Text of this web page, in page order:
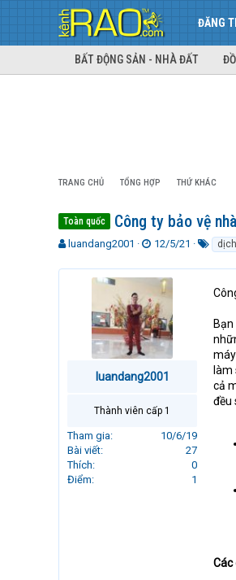
ĐĂNG
BẤT ĐỘNG SẢN - NHÀ ĐẤT
TRANG CHỦ TỔNG HỢP THỨ KHÁC
Toàn quốc Công ty bảo vệ
T
r
luandang2001
N
à
g
ử
i
12/5/21
k
h
a
luandang2001
Thành viên cấp 1
Tham gia
10/6/19
Bài viết
27
Thích
0
Điểm
1
cả
đều
Các